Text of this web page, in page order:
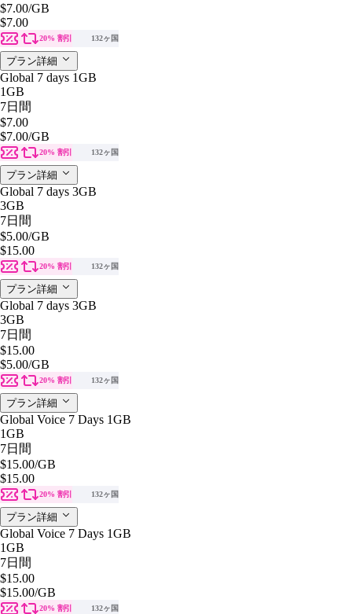
$7.00/GB
$7.00
20% 割引 132ヶ国
プラン詳細
Global 7 days 1GB
1GB
7日間
$7.00
$7.00/GB
20% 割引 132ヶ国
プラン詳細
Global 7 days 3GB
3GB
7日間
$5.00/GB
$15.00
20% 割引 132ヶ国
プラン詳細
Global 7 days 3GB
3GB
7日間
$15.00
$5.00/GB
20% 割引 132ヶ国
プラン詳細
Global Voice 7 Days 1GB
1GB
7日間
$15.00/GB
$15.00
20% 割引 132ヶ国
プラン詳細
Global Voice 7 Days 1GB
1GB
7日間
$15.00
$15.00/GB
20% 割引 132ヶ国